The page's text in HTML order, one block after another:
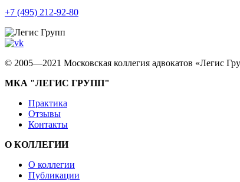
+7 (495) 212-92-80
© 2005—2021 Московская коллегия адвокатов «Легис
МКА "ЛЕГИС ГРУПП"
Практика
Отзывы
Контакты
О КОЛЛЕГИИ
О коллегии
Публикации